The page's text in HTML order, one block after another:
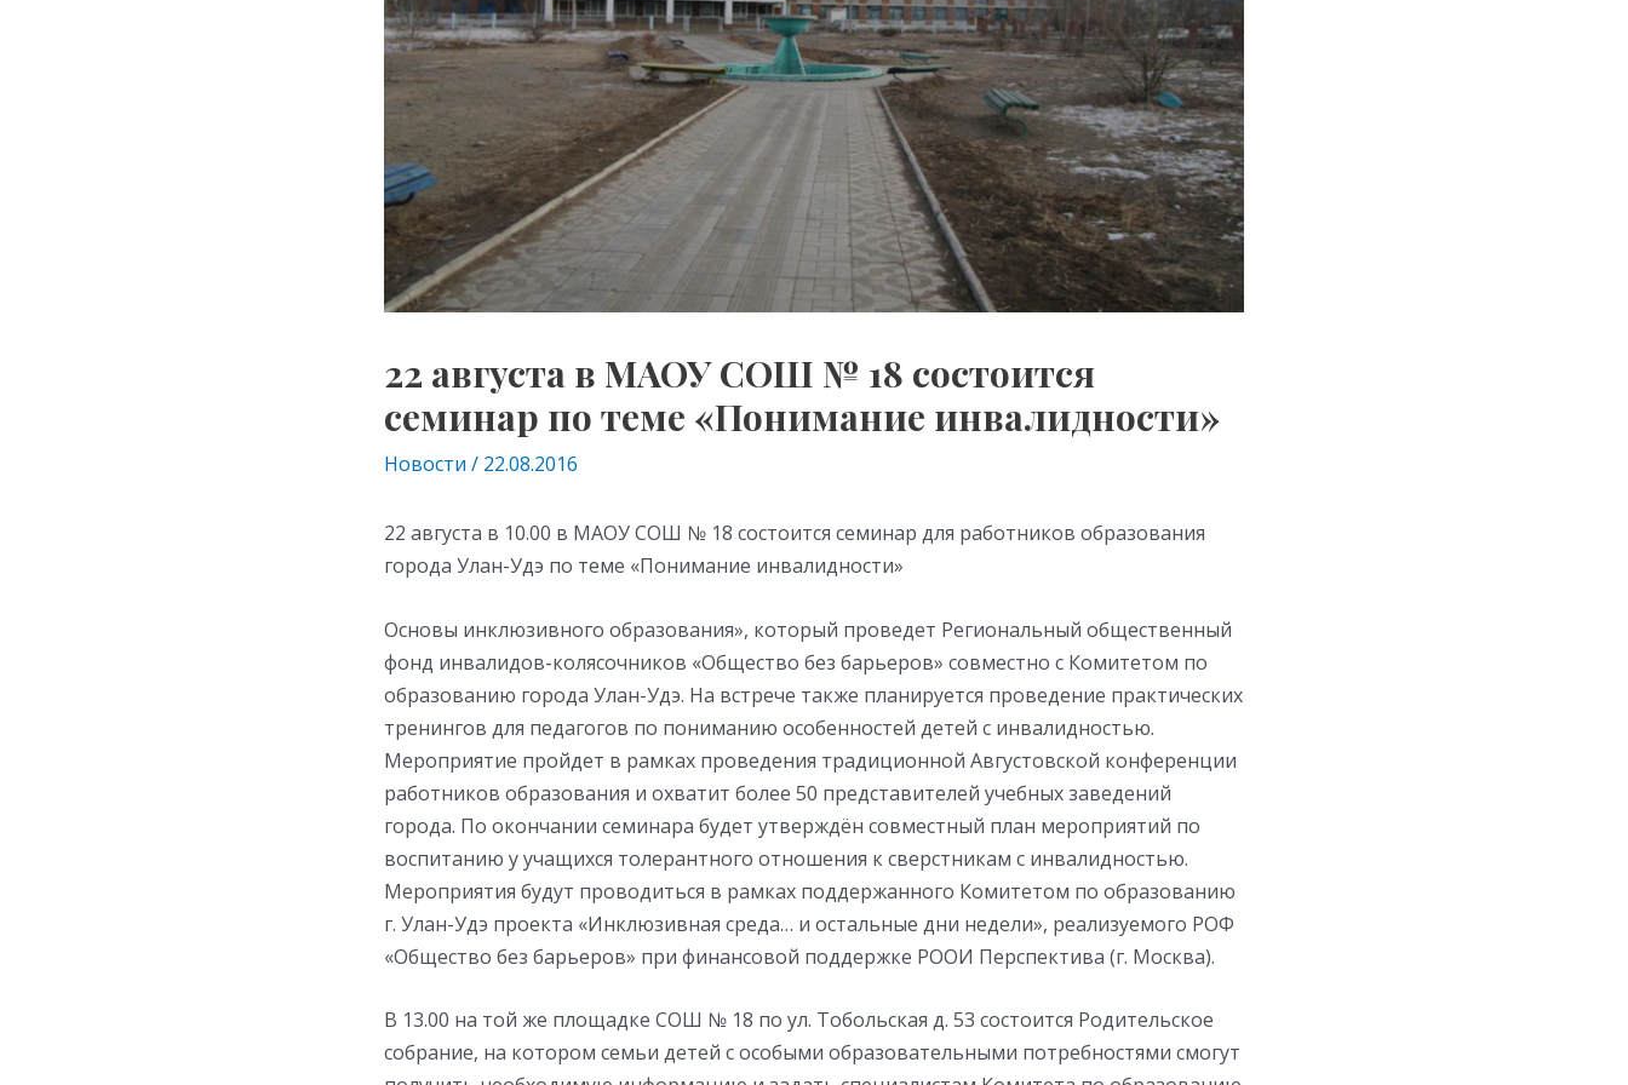
22 августа в МАОУ СОШ № 18 состоится
семинар по теме «Понимание инвалидности»
Новости / 22.08.2016
22 августа в 10.00 в МАОУ СОШ № 18 состоится семинар для работников образования
города Улан-Удэ по теме «Понимание инвалидности»
Основы инклюзивного образования», который проведет Региональный общественный
фонд инвалидов-колясочников «Общество без барьеров» совместно с Комитетом по
образованию города Улан-Удэ. На встрече также планируется проведение практических
тренингов для педагогов по пониманию особенностей детей с инвалидностью.
Мероприятие пройдет в рамках проведения традиционной Августовской конференции
работников образования и охватит более 50 представителей учебных заведений
города. По окончании семинара будет утверждён совместный план мероприятий по
воспитанию у учащихся толерантного отношения к сверстникам с инвалидностью.
Мероприятия будут проводиться в рамках поддержанного Комитетом по образованию
г. Улан-Удэ проекта «Инклюзивная среда… и остальные дни недели», реализуемого РОФ
«Общество без барьеров» при финансовой поддержке РООИ Перспектива (г. Москва).
В 13.00 на той же площадке СОШ № 18 по ул. Тобольская д. 53 состоится Родительское
собрание, на котором семьи детей с особыми образовательными потребностями смогут